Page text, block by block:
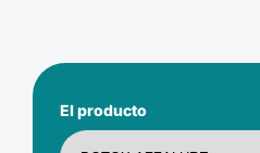
El producto